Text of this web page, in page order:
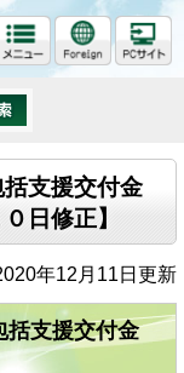
支援交付金
日修正】
年12月11日更新
支援交付金